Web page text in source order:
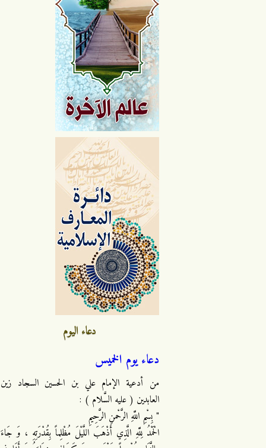
دعاء اليوم
دعاء يوم الخميس
من أدعية الإمام علي بن الحسين السجاد زين
العابدين ( عليه السَّلام ) :
" بِسْمِ اللَّهِ الرَّحْمنِ الرَّحِيمِ
الْحَمْدُ لِلَّهِ الَّذِي أَذْهَبَ اللَّيْلَ مُظْلِماً بِقُدْرَتِهِ ، وَ جَاءَ